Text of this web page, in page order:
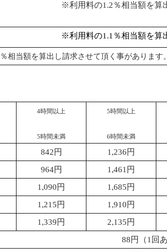
※利用料の1.2 ％相当額を算
※利用料の1.1 ％相当額を算
％相当額を算出し請求させて頂く事があります。
4時間以上
5時間未満
5時間以上
6時間未満
842 円 1,236 円
964円 1,461 円
1,090 円 1,685 円
1,215 円 1,910 円
1,339 円 2,135 円
88 円（1回